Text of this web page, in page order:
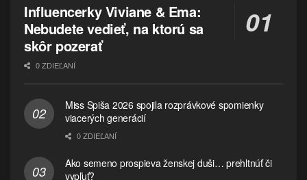
Influencerky Viviane & Ema:
Nebudete vedieť, na ktorú sa
skôr pozerať
0 ZDIEĽANÍ
Miss Spiša 2026 spojila rozprávkové spomienky
viacerých generácií
0 ZDIEĽANÍ
Ako semeno prospieva ženskej duši… prehltnúť či
vypľuť?